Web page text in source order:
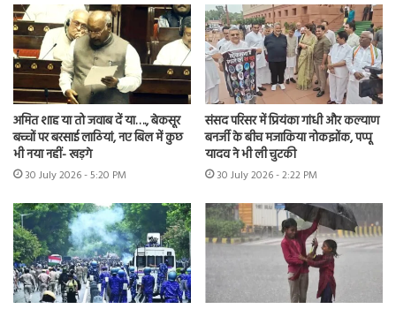
अमित शाह या तो जवाब दें या…., बेकसूर
बच्चों पर बरसाई लाठियां, नए बिल में कुछ
भी नया नहीं- खड़गे
30 July 2026 - 5:20 PM
संसद परिसर में प्रियंका गांधी और कल्याण
बनर्जी के बीच मजाकिया नोकझोंक, पप्पू
यादव ने भी ली चुटकी
30 July 2026 - 2:22 PM